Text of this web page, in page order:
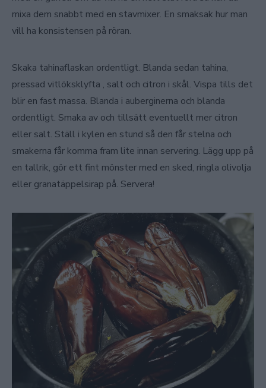
mixa dem snabbt med en stavmixer. En smaksak hur man
vill ha konsistensen på röran.
Skaka tahinaflaskan ordentligt. Blanda sedan tahina,
pressad vitlöksklyfta , salt och citron i skål. Vispa tills det
blir en fast massa. Blanda i auberginerna och blanda
ordentligt. Smaka av och tillsätt eventuellt mer citron
eller salt. Ställ i kylen en stund så den får stelna och
smakerna får komma fram lite innan servering. Lägg upp på
en tallrik, gör ett fint mönster med en sked, ringla olivolja
eller granatäppelsirap på. Servera!